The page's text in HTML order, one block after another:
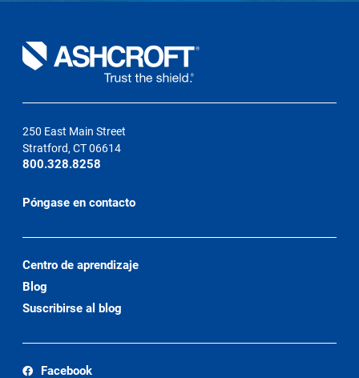
250 East Main Street
Stratford, CT 06614
800.328.8258
Póngase en contacto
Centro de aprendizaje
Blog
Suscribirse al blog
Facebook